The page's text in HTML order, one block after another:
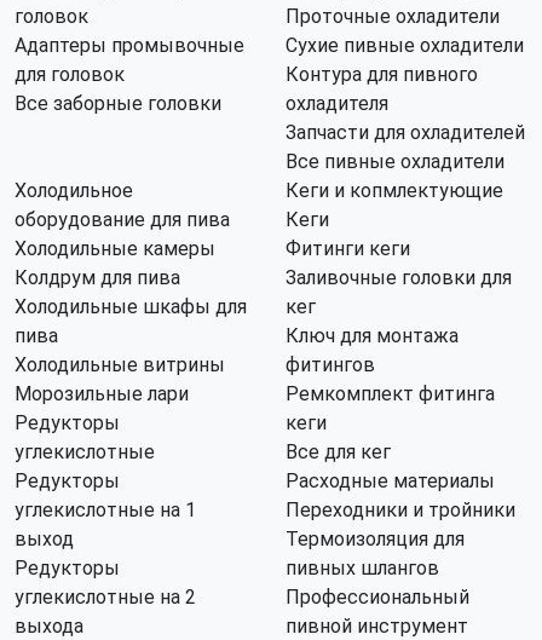
головок
Адаптеры промывочные
для головок
Все заборные головки
Проточные охладители
Сухие пивные охладители
Контура для пивного
охладителя
Запчасти для охладителей
Все пивные охладители
Холодильное
оборудование для пива
Холодильные камеры
Колдрум для пива
Холодильные шкафы для
пива
Холодильные витрины
Морозильные лари
Редукторы
углекислотные
Редукторы
углекислотные на 1
выход
Редукторы
углекислотные на 2
выхода
Кеги и копмлектующие
Кеги
Фитинги кеги
Заливочные головки для
кег
Ключ для монтажа
фитингов
Ремкомплект фитинга
кеги
Все для кег
Расходные материалы
Переходники и тройники
Термоизоляция для
пивных шлангов
Профессиональный
пивной инструмент